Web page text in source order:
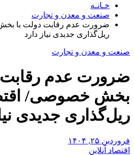
خـانـه
صنعت و معدن و تجارت
ضرورت عدم رقابت دولت با
ریل‌گذاری جدیدی نیاز دارد
صنعت و معدن و تجارت
ضرورت عدم رقابت
بخش خصوصی/
ریل‌گذاری جدیدی
فروردین ۲۵, ۱۴۰۴
اقتصاد آنلاین